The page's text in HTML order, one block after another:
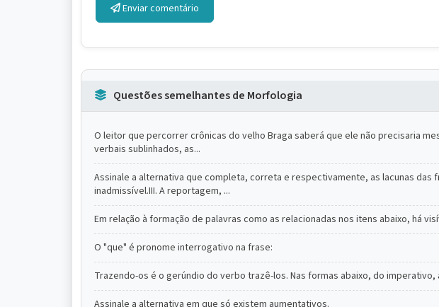
Enviar comentário
Questões semelhantes de Morfologia
O leitor que percorrer crônicas do velho Braga saberá que ele não precisaria
verbais sublinhados, as...
Assinale a alternativa que completa, correta e respectivamente, as lacunas das
inadmissível.III. A reportagem, ...
Em relação à formação de palavras como as relacionadas nos itens abaixo, há
O "que" é pronome interrogativo na frase:
Trazendo-os é o gerúndio do verbo trazê-los. Nas formas abaixo, do imperativo,
Assinale a alternativa em que só existem aumentativos.